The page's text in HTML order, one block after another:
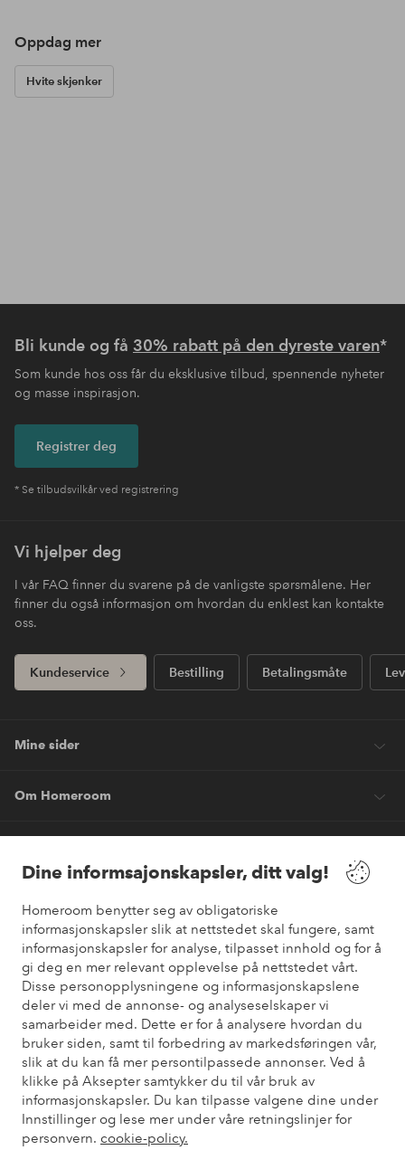
Dine informsajonskapsler, ditt valg!
Homeroom benytter seg av obligatoriske
informasjonskapsler slik at nettstedet skal fungere, samt
informasjonskapsler for analyse, tilpasset innhold og for å
gi deg en mer relevant opplevelse på nettstedet vårt.
Disse personopplysningene og informasjonskapslene
deler vi med de annonse- og analyseselskaper vi
samarbeider med. Dette er for å analysere hvordan du
bruker siden, samt til forbedring av markedsføringen vår,
slik at du kan få mer persontilpassede annonser. Ved å
klikke på Aksepter samtykker du til vår bruk av
informasjonskapsler. Du kan tilpasse valgene dine under
Innstillinger og lese mer under våre retningslinjer for
personvern. cookie-policy.
Oppdag mer
Hvite skjenker
Bli kunde og få 30% rabatt på den dyreste varen*
Som kunde hos oss får du eksklusive tilbud, spennende nyheter
og masse inspirasjon.
Registrer deg
* Se tilbudsvilkår ved registrering
Vi hjelper deg
I vår FAQ finner du svarene på de vanligste spørsmålene. Her
finner du også informasjon om hvordan du enklest kan kontakte
oss.
Kundeservice Bestilling Betalingsmåte
Mine sider
Om Homeroom
Venner
Sikre betalinger
Vil du vite mer om våre betalingsalternativer?
elpy